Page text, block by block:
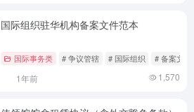
国际组织驻华机构备案文件范本
国际事务类 # 争议管辖 # 国际组织 # 备案文件
1年前 1,570